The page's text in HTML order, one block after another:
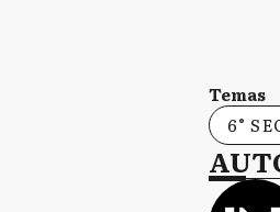
Temas
6°